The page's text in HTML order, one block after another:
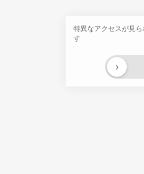
特異なアクセスが見
す
›